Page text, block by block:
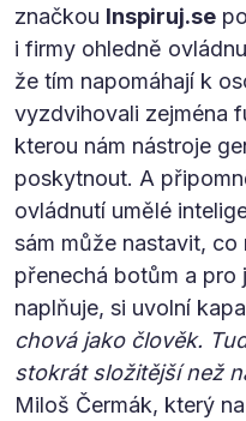
značkou Inspiruj.se
i firmy ohledně
že tím napomáhají k
vyzdvihovali zejména
kterou nám nástroje
poskytnout. A
ovládnutí umělé
sám může nastavit, co
přenechá botům a pro
naplňuje, si uvolní
chová jako člověk.
stokrát složitější než
Miloš Čermák, který